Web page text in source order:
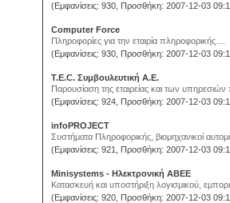
(Εμφανίσεις: 930, Προσθήκη: 2007-12-03
Computer Force
Πληροφορίες για την εταιρία πληροφορικής....
(Εμφανίσεις: 930, Προσθήκη: 2007-12-03
T.E.C. Συμβουλευτική Α.Ε.
Παρουσίαση της εταιρείας και των
(Εμφανίσεις: 924, Προσθήκη: 2007-12-03
infoPROJECT
Συστήματα Πληροφορικής, βιομηχανικοί
(Εμφανίσεις: 921, Προσθήκη: 2007-12-03
Minisystems - Ηλεκτρονική ΑΒΕΕ
Κατασκευή και υποστήριξη λογισμικού,
(Εμφανίσεις: 920, Προσθήκη: 2007-12-03